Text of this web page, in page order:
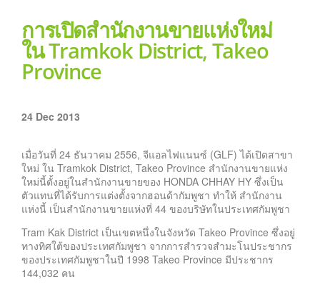
การเปิดสำนักงานขายแห่งใหม่
ใน Tramkok District, Takeo
Province
24 Dec 2013
เมื่อวันที่ 24 ธันวาคม 2556, จีแอลไฟแนนซ์ (GLF) ได้เปิดสาขา
ใหม่ ใน Tramkok District, Takeo Province สำนักงานขายแห่ง
ใหม่นี้ตั้งอยู่ในสำนักงานขายของ HONDA CHHAY HY ซึ่งเป็น
ตัวแทนที่ได้รับการแต่งตั้งจากฮอนด้ากัมพูชา ทำให้ สำนักงาน
แห่งนี้ เป็นสำนักงานขายแห่งที่ 44 ของบริษัทในประเทศกัมพูชา
Tram Kak District เป็นเขตหนึ่งในจังหวัด Takeo Province ซึ่งอยู่
ทางทิศใต้ของประเทศกัมพูชา จากการสำรวจสำมะโนประชากร
ของประเทศกัมพูชาในปี 1998 Takeo Province มีประชากร
144,032 คน